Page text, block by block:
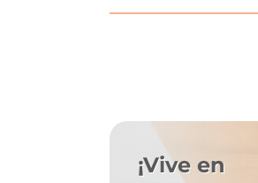
¡Vive en